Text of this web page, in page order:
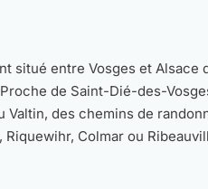
situé entre Vosges et Alsace
de Saint-Dié-des-
Valtin, des chemins de
Colmar ou